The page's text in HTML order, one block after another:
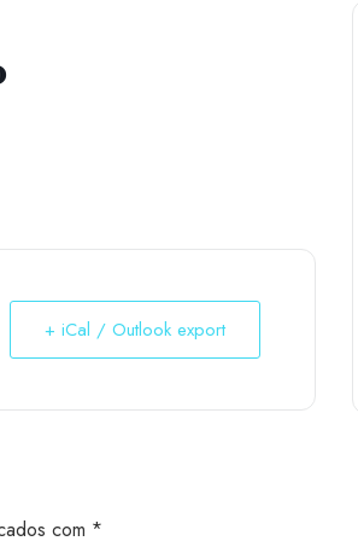
+ iCal / Outlook export
com *